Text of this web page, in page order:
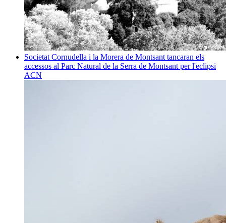
Societat Cornudella i la Morera de Montsant tancaran els
accessos al Parc Natural de la Serra de Montsant per l'eclipsi
ACN